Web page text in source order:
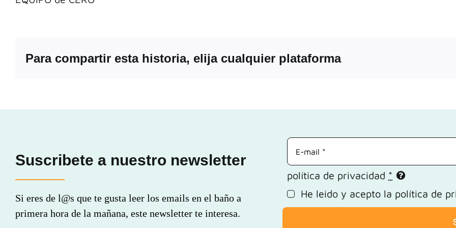
Para compartir esta historia, elija cualquier plataforma
Suscribete a nuestro newsletter
Si eres de l@s que te gusta leer los emails en el baño a
primera hora de la mañana, este newsletter te interesa.
Correo
electrónico
política de privacidad *
He leido y acepto la política de